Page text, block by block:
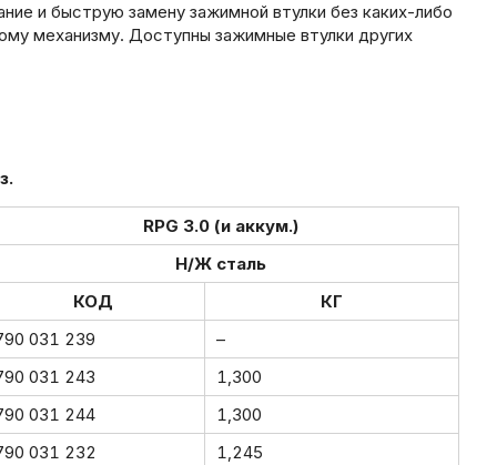
и быструю замену зажимной втулки без каких-либо
механизму. Доступны зажимные втулки других
RPG 3.0 (и аккум.)
Н/Ж сталь
КОД
КГ
031 239
–
031 243
1,300
031 244
1,300
031 232
1,245